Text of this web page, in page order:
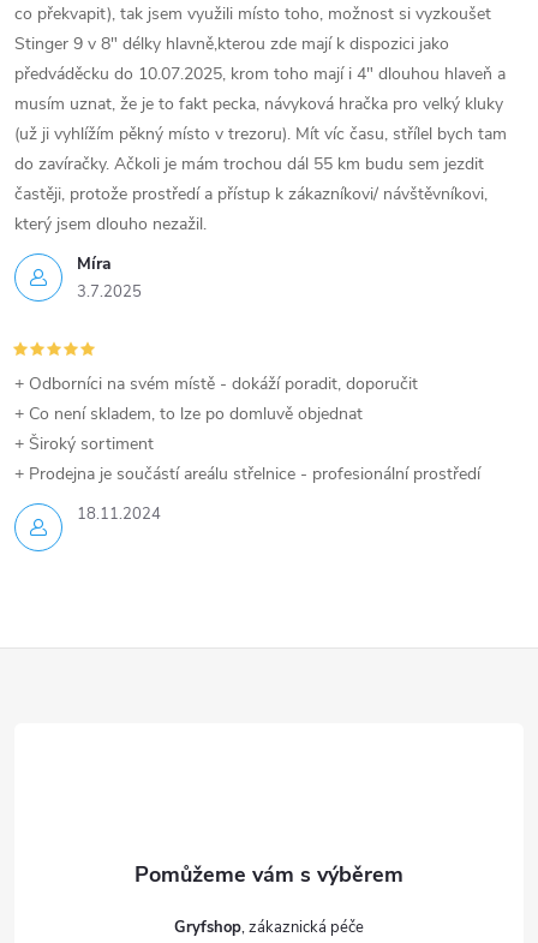
Míra
3.7.2025
co překvapit), tak jsem využili místo toho, možnost si vyzkoušet
Stinger 9 v 8" délky hlavně,kterou zde mají k dispozici jako
předváděcku do 10.07.2025, krom toho mají i 4" dlouhou hlaveň a
musím uznat, že je to fakt pecka, návyková hračka pro velký kluky
(už ji vyhlížím pěkný místo v trezoru). Mít víc času, střílel bych tam
do zavíračky. Ačkoli je mám trochou dál 55 km budu sem jezdit
častěji, protože prostředí a přístup k zákazníkovi/ návštěvníkovi,
který jsem dlouho nezažil.
18.11.2024
+ Odborníci na svém místě - dokáží poradit, doporučit
+ Co není skladem, to lze po domluvě objednat
+ Široký sortiment
+ Prodejna je součástí areálu střelnice - profesionální prostředí
Gryfshop